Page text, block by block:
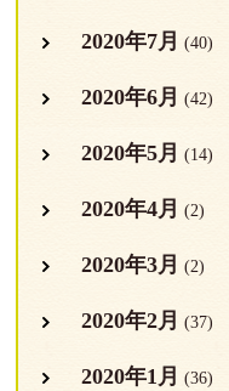
2020年7月 (40)
2020年6月 (42)
2020年5月 (14)
2020年4月 (2)
2020年3月 (2)
2020年2月 (37)
2020年1月 (36)